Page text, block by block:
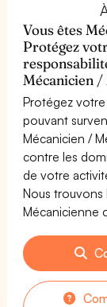
Vous êtes
Protégez
Mécanicien /
Protégez
pouvant
Mécanicien /
contre les
de votre
Nous trouvons
Mécanicienne